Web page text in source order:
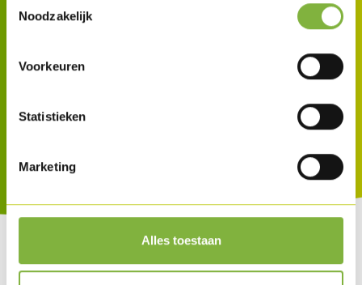
Noodzakelijk
Voorkeuren
Statistieken
Marketing
Alles toestaan